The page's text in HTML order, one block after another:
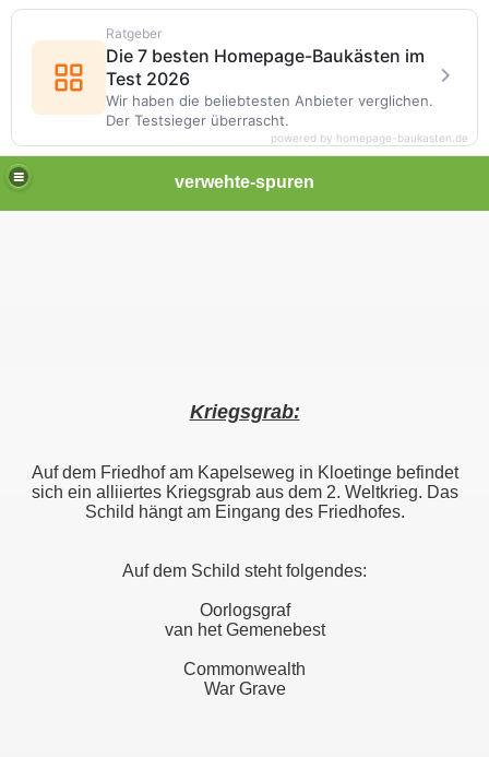
verwehte-spuren
Kriegsgrab:
Auf dem Friedhof am Kapelseweg in Kloetinge befindet
sich ein alliiertes Kriegsgrab aus dem 2. Weltkrieg. Das
Schild hängt am Eingang des Friedhofes.
Auf dem Schild steht folgendes:
Oorlogsgraf
van het Gemenebest
Commonwealth
War Grave
Ratgeber
Die 7 besten Homepage-Baukästen im
Test 2026
Wir haben die beliebtesten Anbieter verglichen.
Der Testsieger überrascht.
powered by homepage-baukasten.de